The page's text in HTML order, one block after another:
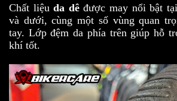
Chất liệuda dêđược may nổi bật tại
và dưới, cùng một số vùng quan
tay. Lớp đệm da phía trên giúp hỗ
khí tốt.